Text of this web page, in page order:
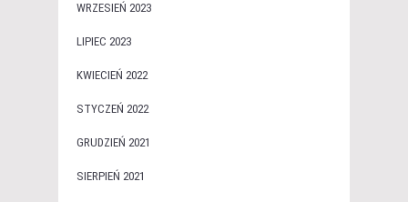
WRZESIEŃ 2023
LIPIEC 2023
KWIECIEŃ 2022
STYCZEŃ 2022
GRUDZIEŃ 2021
SIERPIEŃ 2021